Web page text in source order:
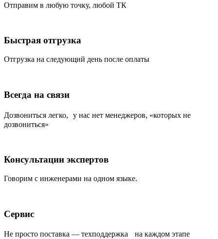
Отправим в любую точку, любой ТК
Быстрая отгрузка
Отгрузка на следующий день после оплаты
Всегда на связи
Дозвониться легко, у нас нет менеджеров, «которых не
дозвониться»
Консультации экспертов
Говорим с инженерами на одном языке.
Сервис
Не просто поставка — техподдержка на каждом этапе